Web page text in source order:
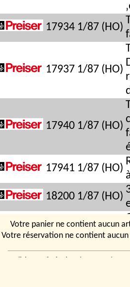
17934 1/87 (HO)
17937 1/87 (HO)
17940 1/87 (HO)
17941 1/87 (HO)
18200 1/87 (HO)
18202 1/87 (HO)
Votre panier ne contient aucun
Votre réservation ne contient